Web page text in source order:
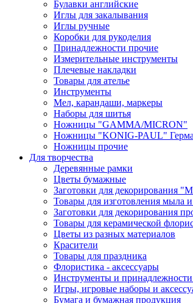
Булавки английские
Иглы для закалывания
Иглы ручные
Коробки для рукоделия
Принадлежности прочие
Измерительные инструменты
Плечевые накладки
Товары для ателье
Инструменты
Мел, карандаши, маркеры
Наборы для шитья
Ножницы "GAMMA/MICRON"
Ножницы "KONIG-PAUL"
Ножницы прочие
Для творчества
Деревянные рамки
Цветы бумажные
Заготовки для декорирования
Товары для изготовления мыла и
Заготовки для декорирования
Товары для керамической
Цветы из разных материалов
Красители
Товары для праздника
Флористика - аксессуары
Инструменты и принадлежности
Игры, игровые наборы и
Бумага и бумажная продукция